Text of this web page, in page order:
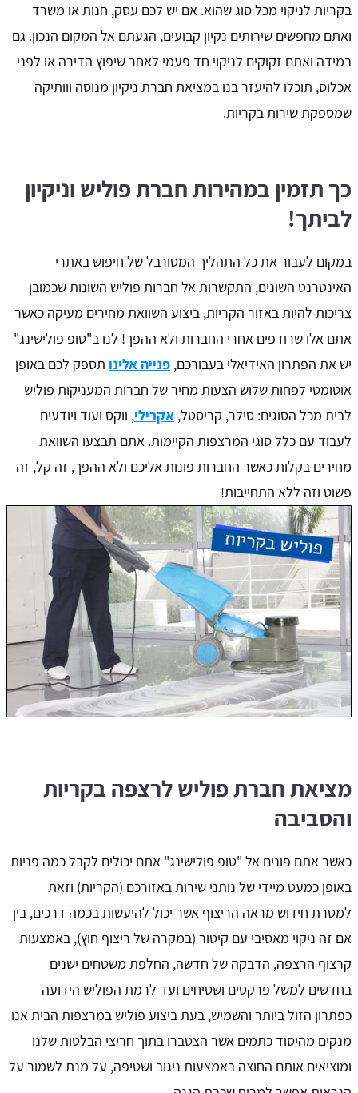
בקריות לניקוי מכל סוג שהוא. אם יש לכם עסק, חנות או משרד
ואתם מחפשים שירותים נקיון קבועים, הגעתם אל המקום הנכון. גם
במידה ואתם זקוקים לניקוי חד פעמי לאחר שיפוץ הדירה או לפני
אכלוס, תוכלו להיעזר בנו במציאת חברת ניקיון מנוסה ווותיקה
שמספקת שירות בקריות.
כך תזמין במהירות חברת פוליש וניקיון
לביתך!
במקום לעבור את כל התהליך המסורבל של חיפוש באתרי
האינטרנט השונים, התקשרות אל חברות פוליש השונות שכמובן
צריכות להיות באזור הקריות, ביצוע השוואת מחירים מעיקה כאשר
אתם אלו שרודפים אחרי החברות ולא ההפך! לנו ב"טופ פולישינג"
יש את הפתרון האידיאלי בעבורכם, פנייה אלינו תספק לכם באופן
אוטומטי לפחות שלוש הצעות מחיר של חברות המעניקות פוליש
לבית מכל הסוגים: סילר, קריסטל, אקרילי, ווקס ועוד ויודעים
לעבוד עם כלל סוגי המרצפות הקיימות. אתם תבצעו השוואת
מחירים בקלות כאשר החברות פונות אליכם ולא ההפך, זה קל, זה
פשוט וזה ללא התחייבות!
מציאת חברת פוליש לרצפה בקריות
והסביבה
כאשר אתם פונים אל "טופ פולישינג" אתם יכולים לקבל כמה פניות
באופן כמעט מיידי של נותני שירות באזורכם (הקריות) וזאת
למטרת חידוש מראה הריצוף אשר יכול להיעשות בכמה דרכים, בין
אם זה ניקוי מאסיבי עם קיטור (במקרה של ריצוף חוץ), באמצעות
קרצוף הרצפה, הדבקה של חדשה, החלפת משטחים ישנים
בחדשים למשל פרקטים ושטיחים ועד לרמת הפוליש הידועה
כפתרון הזול ביותר והשמיש, בעת ביצוע פוליש במרצפות הבית אנו
מנקים מהיסוד כתמים אשר הצטברו בתוך חריצי הבלטות שלנו
ומוציאים אותם החוצה באמצעות ניגוב ושטיפה, על מנת לשמור על